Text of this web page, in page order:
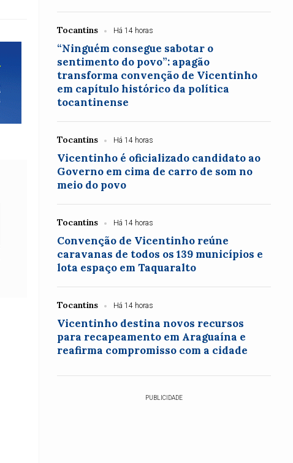
Tocantins Há 14 horas
“Ninguém consegue sabotar o
sentimento do povo”: apagão
transforma convenção de Vicentinho
em capítulo histórico da política
tocantinense
Tocantins Há 14 horas
Vicentinho é oficializado candidato ao
Governo em cima de carro de som no
meio do povo
Tocantins Há 14 horas
Convenção de Vicentinho reúne
caravanas de todos os 139 municípios e
lota espaço em Taquaralto
Tocantins Há 14 horas
Vicentinho destina novos recursos
para recapeamento em Araguaína e
reafirma compromisso com a cidade
PUBLICIDADE